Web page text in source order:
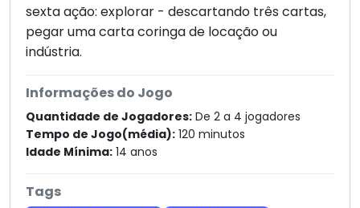
sexta ação: explorar - descartando três cartas,
pegar uma carta coringa de locação ou
indústria.
Informações do Jogo
Quantidade de Jogadores: De 2 a 4 jogadores
Tempo de Jogo(média): 120 minutos
Idade Mínima: 14 anos
Tags